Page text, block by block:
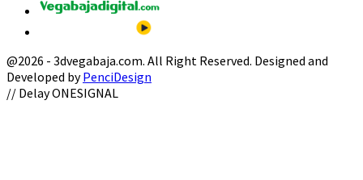
@2026 - 3dvegabaja.com. All Right Reserved. Designed and
Developed byPenciDesign
Facebook
Twitter
Instagram
Youtube
Email
// Delay ONESIGNAL